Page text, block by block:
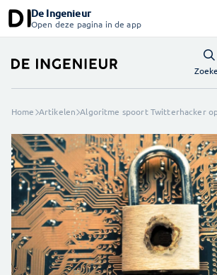
De Ingenieur
Open deze pagina in de app
Home Artikelen Algoritme spoort Twitterhacker